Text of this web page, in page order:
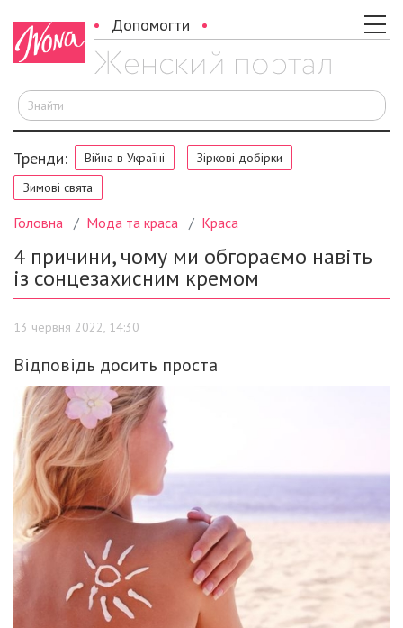
Допомогти
Тренди: Війна в Україні
Зіркові добірки
Зимові свята
Головна Мода та краса Краса
4 причини, чому ми обгораємо навіть
із сонцезахисним кремом
13 червня 2022, 14:30
Відповідь досить проста